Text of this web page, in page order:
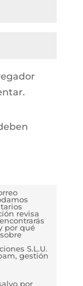
revisa
por qué
S.L.U.
gestión
por